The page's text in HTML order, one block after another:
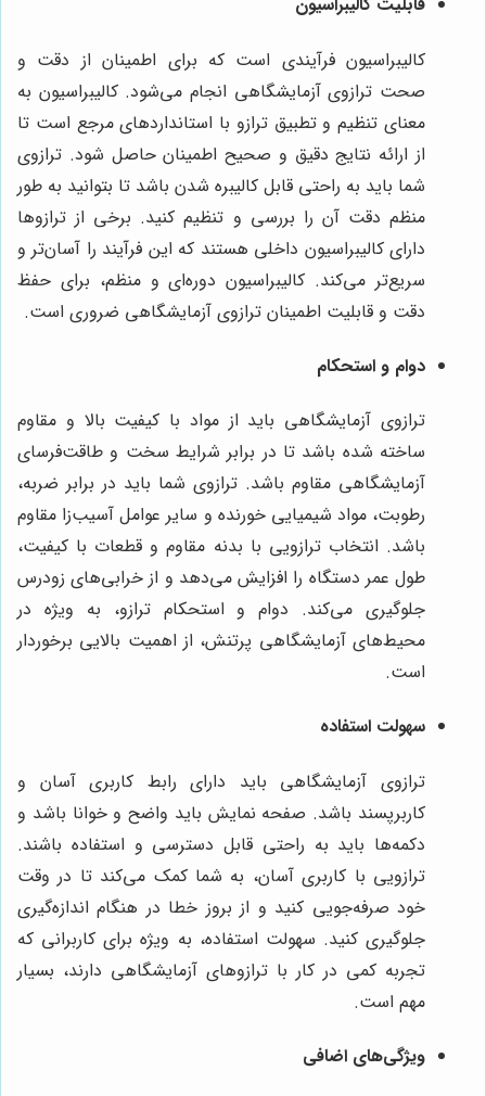
کالیبراسیون فرآیندی است که برای اطمینان از دقت و
صحت ترازوی آزمایشگاهی انجام می‌شود. کالیبراسیون به
معنای تنظیم و تطبیق ترازو با استانداردهای مرجع است تا
از ارائه نتایج دقیق و صحیح اطمینان حاصل شود. ترازوی
شما باید به راحتی قابل کالیبره شدن باشد تا بتوانید به طور
منظم دقت آن را بررسی و تنظیم کنید. برخی از ترازوها
دارای کالیبراسیون داخلی هستند که این فرآیند را آسان‌تر و
سریع‌تر می‌کند. کالیبراسیون دوره‌ای و منظم، برای حفظ
دقت و قابلیت اطمینان ترازوی آزمایشگاهی ضروری است.
دوام و استحکام
ترازوی آزمایشگاهی باید از مواد با کیفیت بالا و مقاوم
ساخته شده باشد تا در برابر شرایط سخت و طاقت‌فرسای
آزمایشگاهی مقاوم باشد. ترازوی شما باید در برابر ضربه،
رطوبت، مواد شیمیایی خورنده و سایر عوامل آسیب‌زا مقاوم
باشد. انتخاب ترازویی با بدنه مقاوم و قطعات با کیفیت،
طول عمر دستگاه را افزایش می‌دهد و از خرابی‌های زودرس
جلوگیری می‌کند. دوام و استحکام ترازو، به ویژه در
محیط‌های آزمایشگاهی پرتنش، از اهمیت بالایی برخوردار
است.
سهولت استفاده
ترازوی آزمایشگاهی باید دارای رابط کاربری آسان و
کاربرپسند باشد. صفحه نمایش باید واضح و خوانا باشد و
دکمه‌ها باید به راحتی قابل دسترسی و استفاده باشند.
ترازویی با کاربری آسان، به شما کمک می‌کند تا در وقت
خود صرفه‌جویی کنید و از بروز خطا در هنگام اندازه‌گیری
جلوگیری کنید. سهولت استفاده، به ویژه برای کاربرانی که
تجربه کمی در کار با ترازوهای آزمایشگاهی دارند، بسیار
مهم است.
ویژگی‌های اضافی